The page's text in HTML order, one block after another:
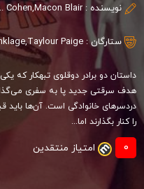
نویسنده : Etan Cohen,Macon Blair
ستارگان : ,Taylour Paige
داستان دو برادر دوقلوی تبهکار که
هدف سرقتی جدید پا به سفری
دردسرهای خانوادگی است. آن‌ها
را کنار بگذارند اما...
0 امتیاز منتقدین